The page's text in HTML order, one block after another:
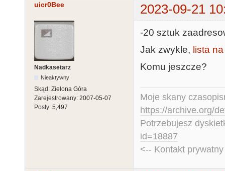
uicr0Bee 2023-09-21
Nadkasetarz
Nieaktywny
Skąd: Zielona Góra
Zarejestrowany: 2007-05-07
Posty: 5,497
-20 sztuk
Jak zwykle, lista
Komu jeszcze?
Moje skany
https://archive.org/
Potrzebujesz
id=18887
<-- Kontakt